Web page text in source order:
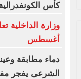
كأس
أغسطس
دماء مطابقة
الشرعى يفجر